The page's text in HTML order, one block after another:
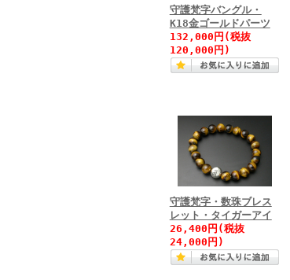
守護梵字バングル・
K18金ゴールドパーツ
132,000円(税抜
120,000円)
守護梵字・数珠ブレス
レット・タイガーアイ
26,400円(税抜
24,000円)